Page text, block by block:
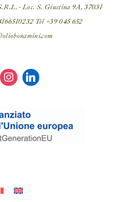
- Loc. S. Giustina 9A, 37031
Tel+39 045 652